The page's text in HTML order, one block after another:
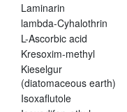
Laminarin
lambda-Cyhalothrin
L-Ascorbic acid
Kresoxim-methyl
Kieselgur
(diatomaceous earth)
Isoxaflutole